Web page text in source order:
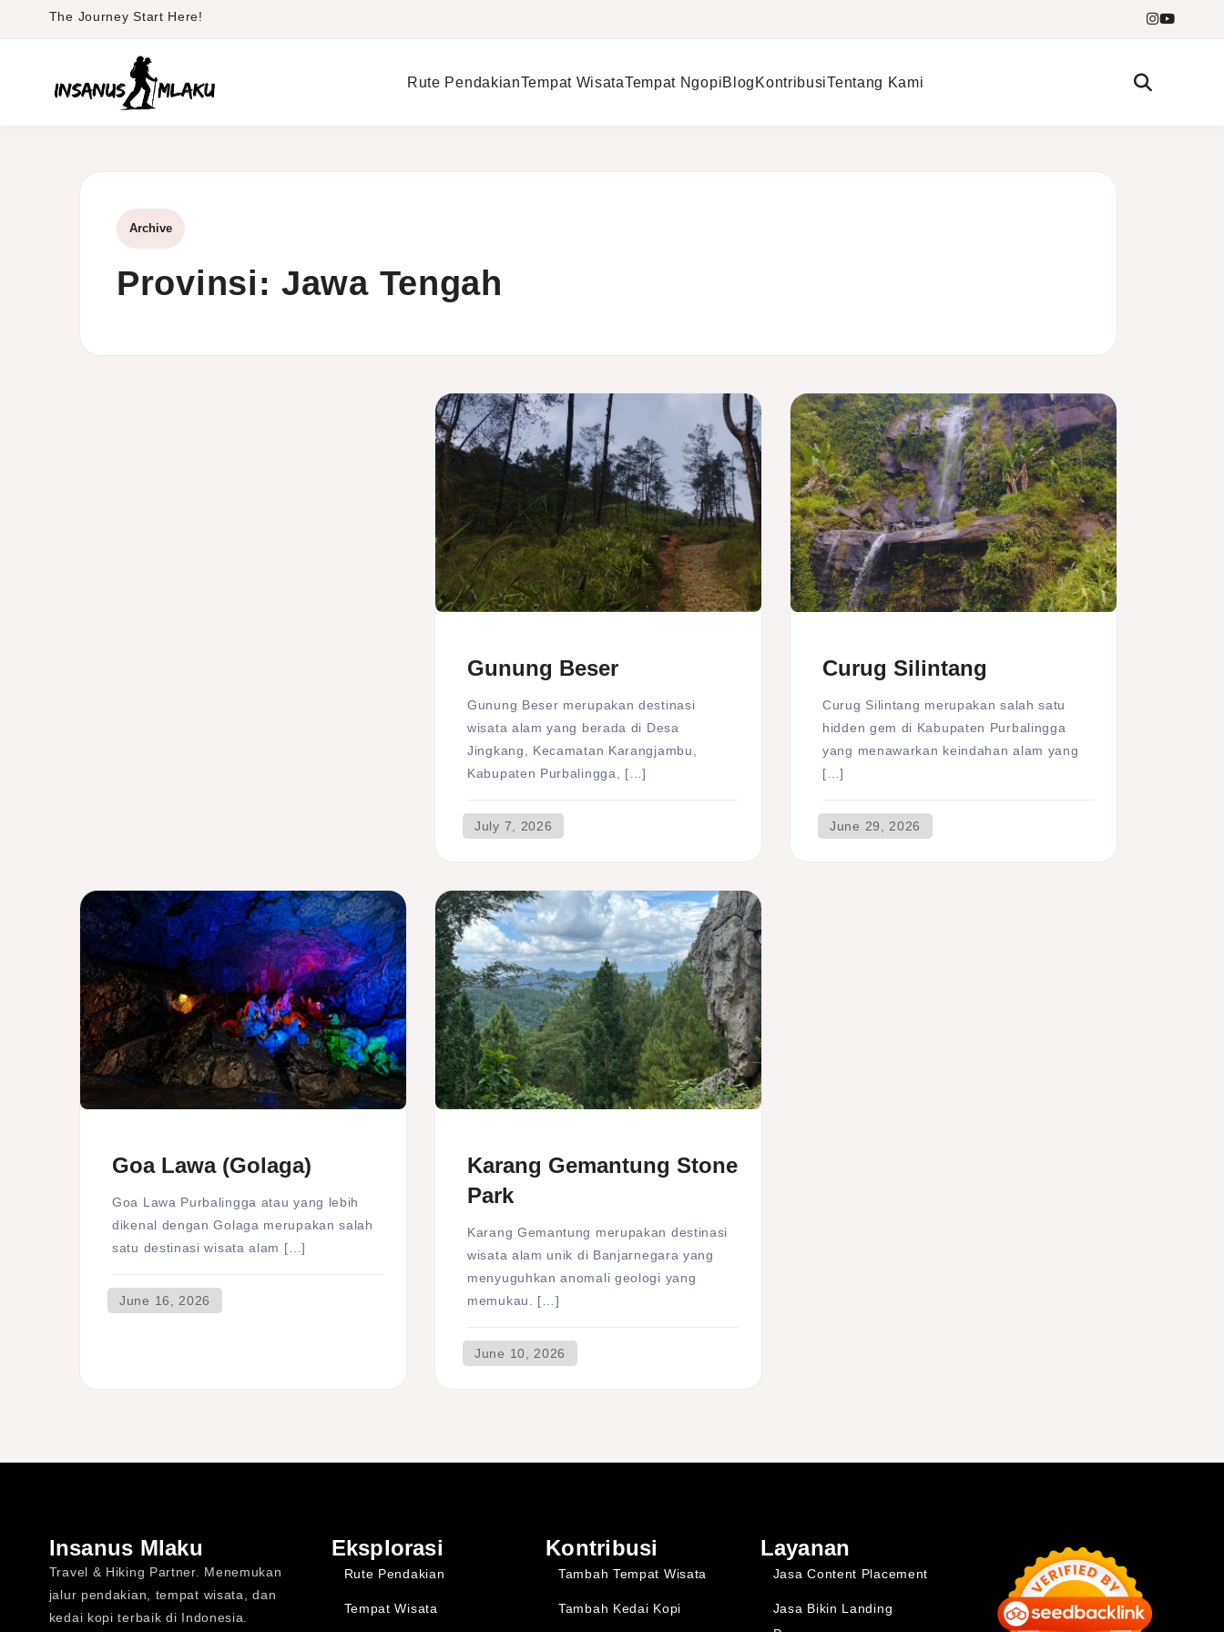
The Journey Start Here!
Rute PendakianTempat WisataTempat NgopiBlog KontribusiTentang Kami
Archive
Provinsi: Jawa Tengah
Gunung Beser
Gunung Beser merupakan destinasi
wisata alam yang berada di Desa
Jingkang, Kecamatan Karangjambu,
Kabupaten Purbalingga, […]
Curug Silintang
Curug Silintang merupakan salah satu
hidden gem di Kabupaten Purbalingga
yang menawarkan keindahan alam yang
[…]
Goa Lawa (Golaga)
Goa Lawa Purbalingga atau yang lebih
dikenal dengan Golaga merupakan salah
satu destinasi wisata alam […]
Karang Gemantung Stone
Park
Karang Gemantung merupakan destinasi
wisata alam unik di Banjarnegara yang
menyuguhkan anomali geologi yang
memukau. […]
Insanus Mlaku
Travel & Hiking Partner. Menemukan
jalur pendakian, tempat wisata, dan
kedai kopi terbaik di Indonesia.
Eksplorasi
Rute Pendakian
Tempat Wisata
Kontribusi
Tambah Tempat Wisata
Tambah Kedai Kopi
Layanan
Jasa Content Placement
Jasa Bikin Landing